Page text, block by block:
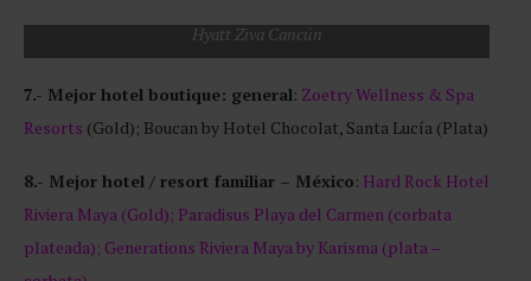
Hyatt Ziva Cancún
7.- Mejor hotel boutique: general: Zoetry Wellness & Spa
Resorts (Gold); Boucan by Hotel Chocolat, Santa Lucía (Plata)
8.- Mejor hotel / resort familiar – México: Hard Rock Hotel
Riviera Maya (Gold); Paradisus Playa del Carmen (corbata
plateada); Generations Riviera Maya by Karisma (plata –